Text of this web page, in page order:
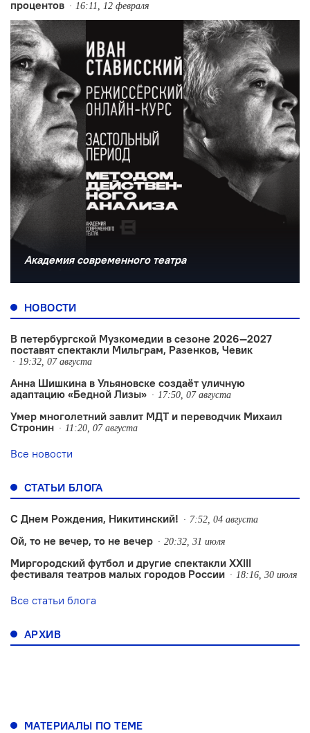
процентов 16:11, 12 февраля
Академия современного театра
НОВОСТИ
В петербургской Музкомедии в сезоне 2026—2027
поставят спектакли Мильграм, Разенков, Чевик
19:32, 07 августа
Анна Шишкина в Ульяновске создаëт уличную
адаптацию «Бедной Лизы»
17:50, 07 августа
Умер многолетний завлит МДТ и переводчик Михаил
Стронин
11:20, 07 августа
Все новости
СТАТЬИ БЛОГА
С Днем Рождения, Никитинский! 7:52, 04 августа
Ой, то не вечер, то не вечер 20:32, 31 июля
Миргородский футбол и другие спектакли XXIII
фестиваля театров малых городов России
18:16, 30 июля
Все статьи блога
АРХИВ
МАТЕРИАЛЫ ПО ТЕМЕ